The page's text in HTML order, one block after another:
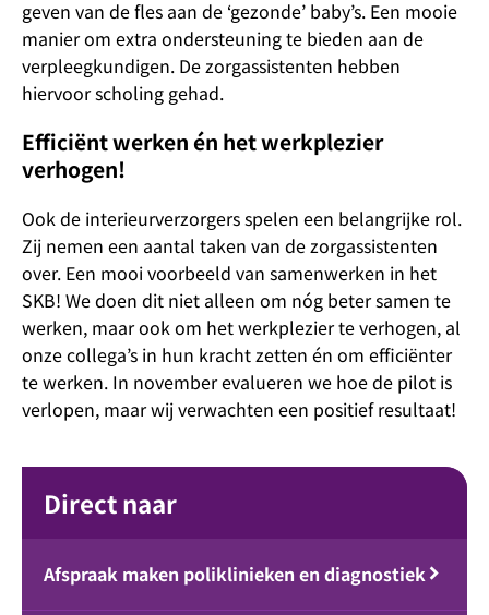
geven van de fles aan de ‘gezonde’ baby’s. Een mooie
manier om extra ondersteuning te bieden aan de
verpleegkundigen. De zorgassistenten hebben
hiervoor scholing gehad.
Efficiënt werken én het werkplezier
verhogen!
Ook de interieurverzorgers spelen een belangrijke rol.
Zij nemen een aantal taken van de zorgassistenten
over. Een mooi voorbeeld van samenwerken in het
SKB! We doen dit niet alleen om nóg beter samen te
werken, maar ook om het werkplezier te verhogen, al
onze collega’s in hun kracht zetten én om efficiënter
te werken. In november evalueren we hoe de pilot is
verlopen, maar wij verwachten een positief resultaat!
Direct naar
Afspraak maken poliklinieken en diagnostiek